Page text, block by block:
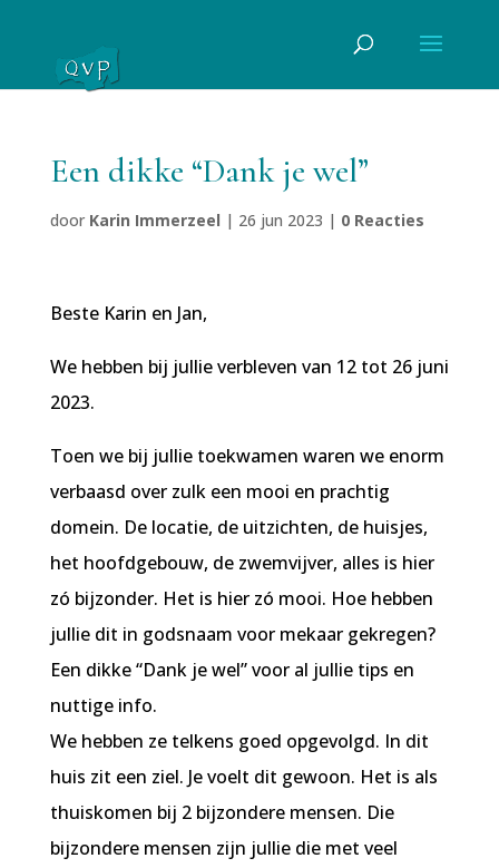
Een dikke “Dank je wel”
door Karin Immerzeel | 26 jun 2023 | 0 Reacties
Beste Karin en Jan,
We hebben bij jullie verbleven van 12 tot 26 juni
2023.
Toen we bij jullie toekwamen waren we enorm
verbaasd over zulk een mooi en prachtig
domein. De locatie, de uitzichten, de huisjes,
het hoofdgebouw, de zwemvijver, alles is hier
zó bijzonder. Het is hier zó mooi. Hoe hebben
jullie dit in godsnaam voor mekaar gekregen?
Een dikke “Dank je wel” voor al jullie tips en
nuttige info.
We hebben ze telkens goed opgevolgd. In dit
huis zit een ziel. Je voelt dit gewoon. Het is als
thuiskomen bij 2 bijzondere mensen. Die
bijzondere mensen zijn jullie die met veel